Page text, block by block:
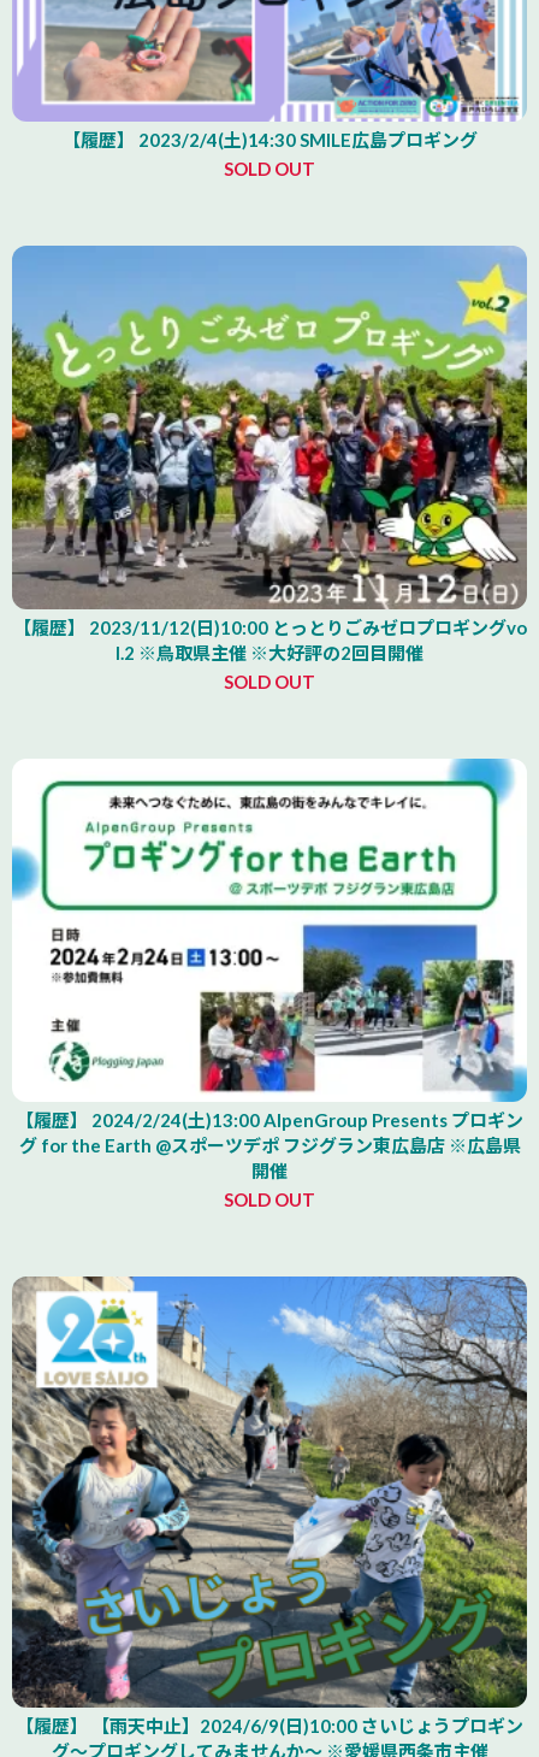
【履歴】 2023/2/4(土)14:30 SMILE広島プロギング
SOLD OUT
【履歴】 2023/11/12(日)10:00 とっとりごみゼロプロギングvo
l.2 ※鳥取県主催 ※大好評の2回目開催
SOLD OUT
【履歴】 2024/2/24(土)13:00 AlpenGroup Presents プロギン
グ for the Earth @スポーツデポ フジグラン東広島店 ※広島県
開催
SOLD OUT
【履歴】 【雨天中止】2024/6/9(日)10:00 さいじょうプロギン
グ～プロギングしてみませんか～ ※愛媛県西条市主催